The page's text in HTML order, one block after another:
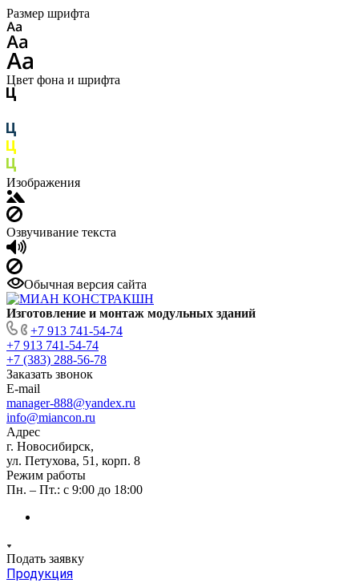
Размер шрифта
Цвет фона и шрифта
Изображения
Озвучивание текста
Обычная версия сайта
Изготовление и монтаж модульных зданий
+7 913 741-54-74
+7 913 741-54-74
+7 (383) 288-56-78
Заказать звонок
E-mail
manager-888@yandex.ru
info@miancon.ru
Адрес
г. Новосибирск,
ул. Петухова, 51, корп. 8
Режим работы
Пн. – Пт.: с 9:00 до 18:00
Подать заявку
Продукция